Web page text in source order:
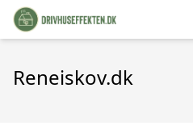
Reneiskov.dk